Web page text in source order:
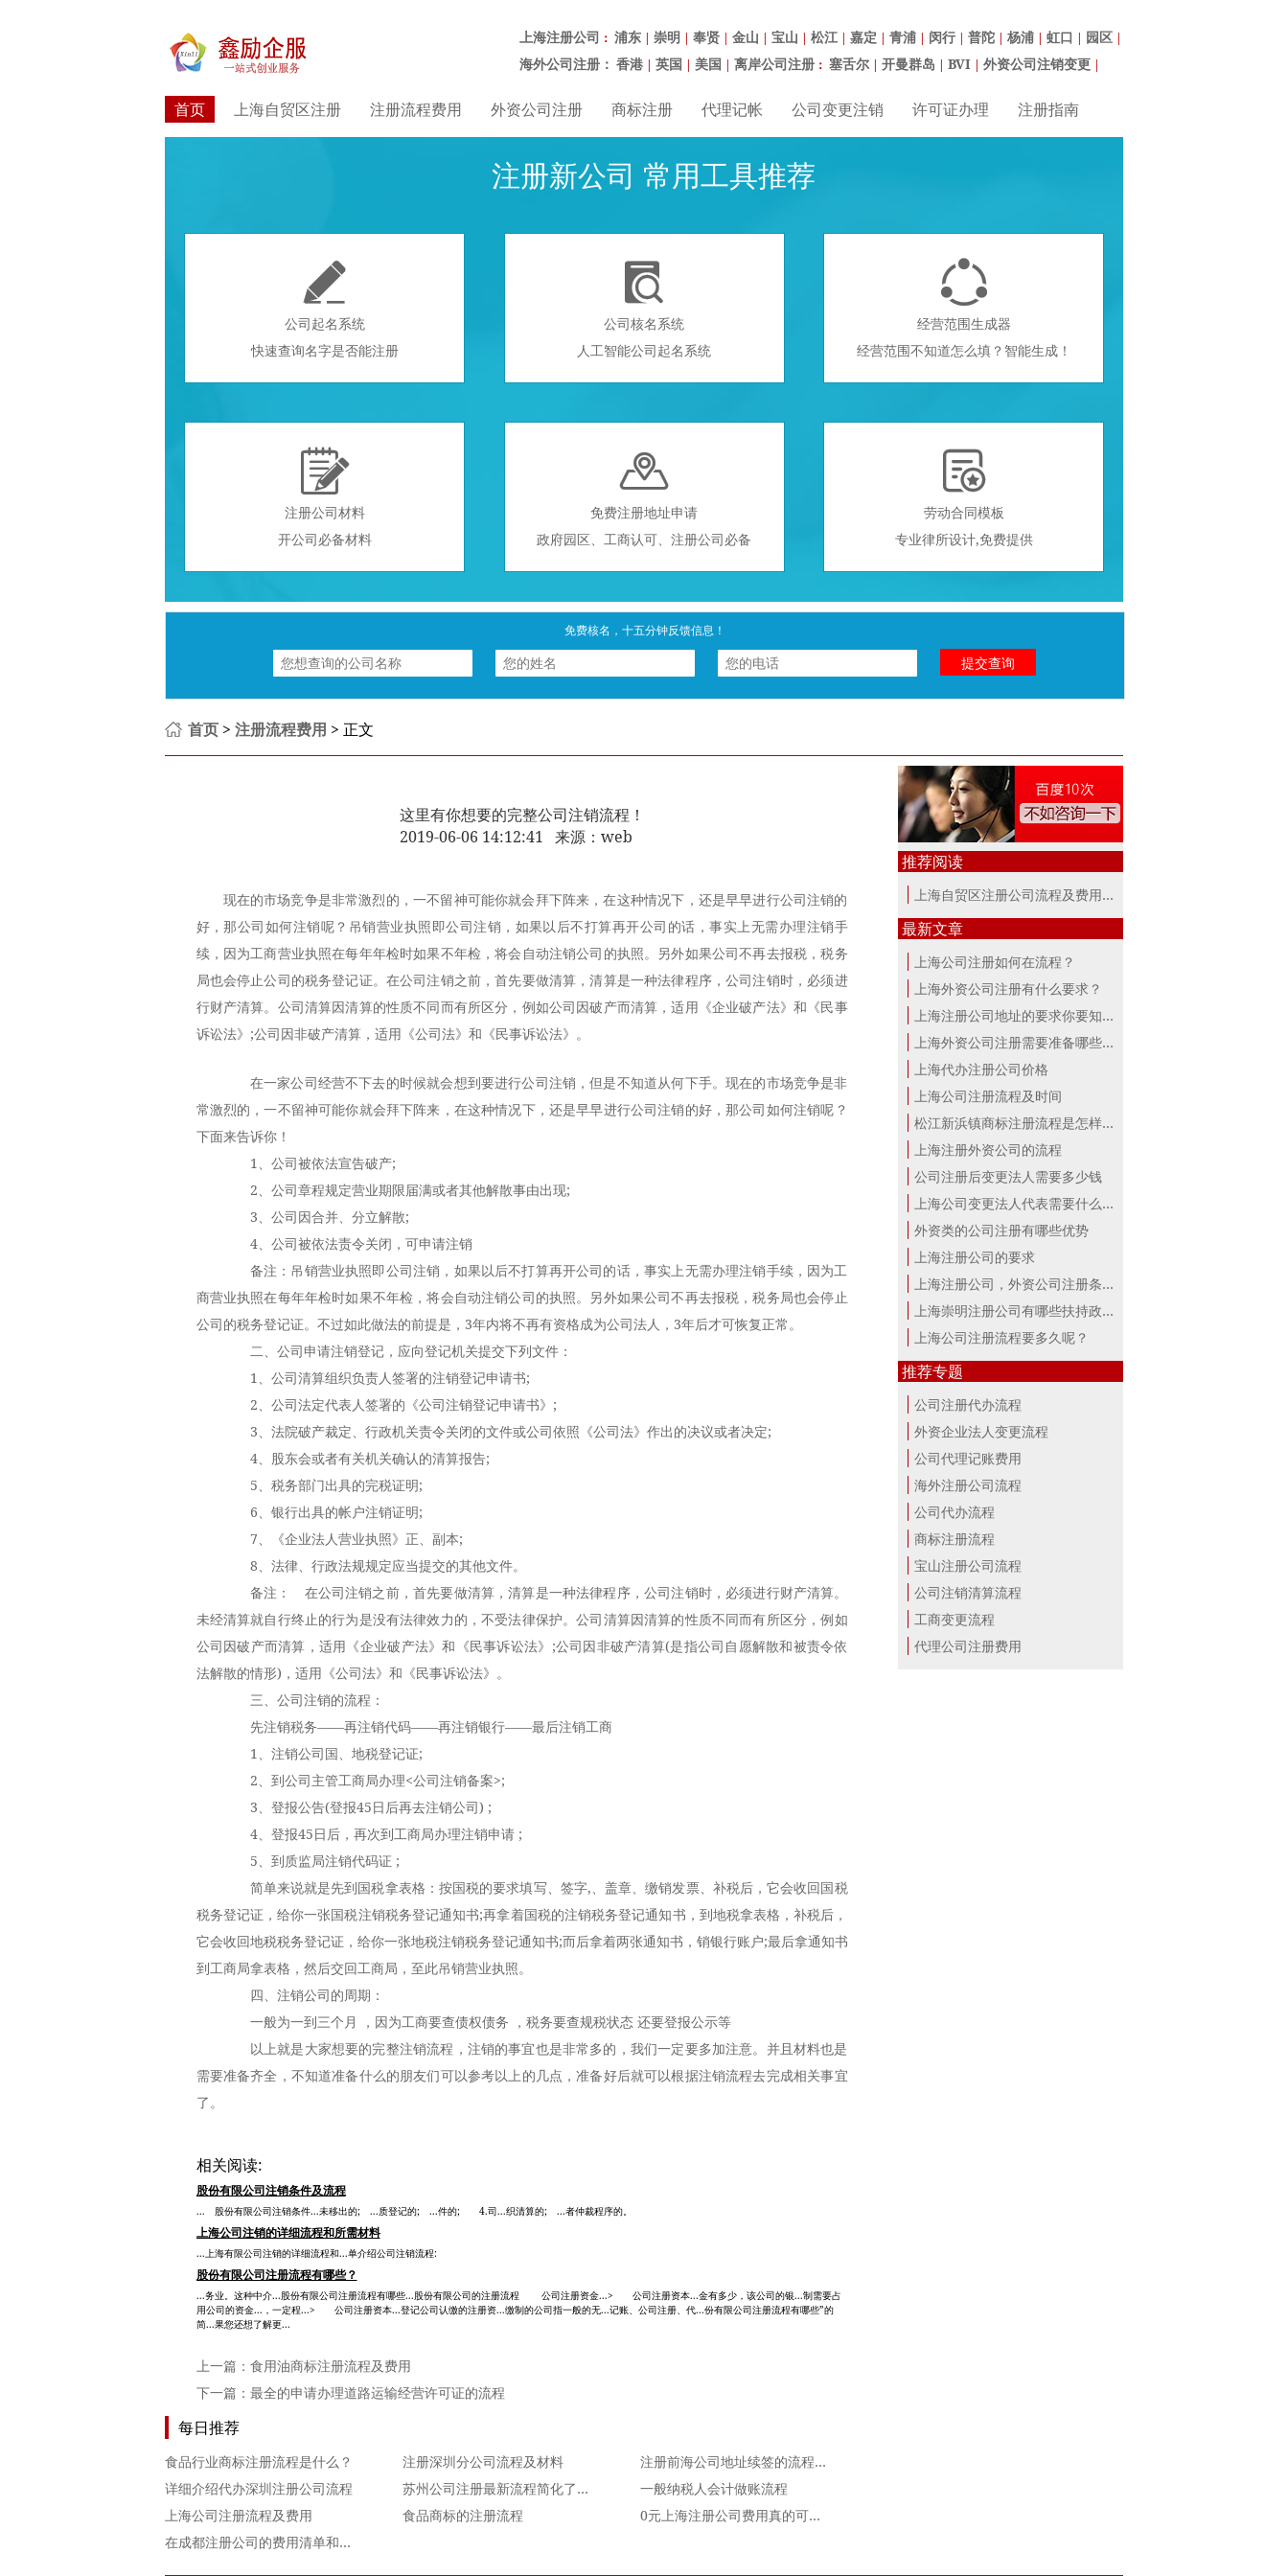
上海注册公司 ： 浦东 | 崇明 | 奉贤 | 金山 | 宝山 | 松江 | 嘉定 | 青浦 | 闵行 | 普陀 | 杨浦 | 虹口 | 园区 |
海外公司注册： 香港 | 英国 | 美国 | 离岸公司注册 ： 塞舌尔 | 开曼群岛 | BVI | 外资公司注销变更 |
首页 上海自贸区注册 注册流程费用 外资公司注册 商标注册 代理记帐 公司变更注销 许可证办理 注册指南
注册新公司 常用工具推荐

公司起名系统
快速查询名字是否能注册

公司核名系统
人工智能公司起名系统

经营范围生成器
经营范围不知道怎么填？智能生成！

注册公司材料
开公司必备材料

免费注册地址申请
政府园区、工商认可、注册公司必备

劳动合同模板
专业律所设计,免费提供
免费核名，十五分钟反馈信息！
首页 > 注册流程费用 > 正文
这里有你想要的完整公司注销流程！
2019-06-06 14:12:41 来源：web
现在的市场竞争是非常激烈的，一不留神可能你就会拜下阵来，在这种情况下，还是早早进行公司注销的
好，那公司如何注销呢？吊销营业执照即公司注销，如果以后不打算再开公司的话，事实上无需办理注销手
续，因为工商营业执照在每年年检时如果不年检，将会自动注销公司的执照。另外如果公司不再去报税，税务
局也会停止公司的税务登记证。在公司注销之前，首先要做清算，清算是一种法律程序，公司注销时，必须进
行财产清算。公司清算因清算的性质不同而有所区分，例如公司因破产而清算，适用《企业破产法》和《民事
诉讼法》;公司因非破产清算，适用《公司法》和《民事诉讼法》。
在一家公司经营不下去的时候就会想到要进行公司注销，但是不知道从何下手。现在的市场竞争是非
常激烈的，一不留神可能你就会拜下阵来，在这种情况下，还是早早进行公司注销的好，那公司如何注销呢？
下面来告诉你！
1、公司被依法宣告破产;
2、公司章程规定营业期限届满或者其他解散事由出现;
3、公司因合并、分立解散;
4、公司被依法责令关闭，可申请注销
备注：吊销营业执照即公司注销，如果以后不打算再开公司的话，事实上无需办理注销手续，因为工
商营业执照在每年年检时如果不年检，将会自动注销公司的执照。另外如果公司不再去报税，税务局也会停止
公司的税务登记证。不过如此做法的前提是，3年内将不再有资格成为公司法人，3年后才可恢复正常。
二、公司申请注销登记，应向登记机关提交下列文件：
1、公司清算组织负责人签署的注销登记申请书;
2、公司法定代表人签署的《公司注销登记申请书》;
3、法院破产裁定、行政机关责令关闭的文件或公司依照《公司法》作出的决议或者决定;
4、股东会或者有关机关确认的清算报告;
5、税务部门出具的完税证明;
6、银行出具的帐户注销证明;
7、《企业法人营业执照》正、副本;
8、法律、行政法规规定应当提交的其他文件。
备注： 在公司注销之前，首先要做清算，清算是一种法律程序，公司注销时，必须进行财产清算。
未经清算就自行终止的行为是没有法律效力的，不受法律保护。公司清算因清算的性质不同而有所区分，例如
公司因破产而清算，适用《企业破产法》和《民事诉讼法》;公司因非破产清算(是指公司自愿解散和被责令依
法解散的情形)，适用《公司法》和《民事诉讼法》。
三、公司注销的流程：
先注销税务——再注销代码——再注销银行——最后注销工商
1、注销公司国、地税登记证;
2、到公司主管工商局办理<公司注销备案>;
3、登报公告(登报45日后再去注销公司) ;
4、登报45日后，再次到工商局办理注销申请 ;
5、到质监局注销代码证 ;
简单来说就是先到国税拿表格：按国税的要求填写、签字,、盖章、缴销发票、补税后，它会收回国税
税务登记证，给你一张国税注销税务登记通知书;再拿着国税的注销税务登记通知书，到地税拿表格，补税后，
它会收回地税税务登记证，给你一张地税注销税务登记通知书;而后拿着两张通知书，销银行账户;最后拿通知书
到工商局拿表格，然后交回工商局，至此吊销营业执照。
四、注销公司的周期：
一般为一到三个月 ，因为工商要查债权债务 ，税务要查规税状态 还要登报公示等
以上就是大家想要的完整注销流程，注销的事宜也是非常多的，我们一定要多加注意。并且材料也是
需要准备齐全，不知道准备什么的朋友们可以参考以上的几点，准备好后就可以根据注销流程去完成相关事宜
了。
相关阅读:
股份有限公司注销条件及流程
... 股份有限公司注销条件...未移出的; ...质登记的; ...件的; 4.司...织清算的; ...者仲裁程序的。
上海公司注销的详细流程和所需材料
...上海有限公司注销的详细流程和...单介绍公司注销流程:
股份有限公司注册流程有哪些？
...务业。这种中介...股份有限公司注册流程有哪些...股份有限公司的注册流程 公司注册资金...> 公司注册资本...金有多少，该公司的银...制需要占
用公司的资金...，一定程...> 公司注册资本...登记公司认缴的注册资...缴制的公司指一般的无...记账、公司注册、代...份有限公司注册流程有哪些”的
简...果您还想了解更...
上一篇： 食用油商标注册流程及费用
下一篇： 最全的申请办理道路运输经营许可证的流程
每日推荐
食品行业商标注册流程是什么？ 注册深圳分公司流程及材料
注册前海公司地址续签的流程是怎样的呢？不续签会有什么
详细介绍代办深圳注册公司流程
苏州公司注册最新流程简化了么？
一般纳税人会计做账流程
上海公司注册流程及费用
食品商标的注册流程
0元上海注册公司费用真的可能吗？
在成都注册公司的费用清单和办理流程
推荐阅读
上海自贸区注册公司流程及费用讲解
最新文章
上海公司注册如何在流程？
上海外资公司注册有什么要求？
上海注册公司地址的要求你要知道！
上海外资公司注册需要准备哪些材料？
上海代办注册公司价格
上海公司注册流程及时间
松江新浜镇商标注册流程是怎样的
上海注册外资公司的流程
公司注册后变更法人需要多少钱
上海公司变更法人代表需要什么手续
外资类的公司注册有哪些优势
上海注册公司的要求
上海注册公司，外资公司注册条件！
上海崇明注册公司有哪些扶持政策与服...
上海公司注册流程要多久呢？
推荐专题
公司注册代办流程
外资企业法人变更流程
公司代理记账费用
海外注册公司流程
公司代办流程
商标注册流程
宝山注册公司流程
公司注销清算流程
工商变更流程
代理公司注册费用